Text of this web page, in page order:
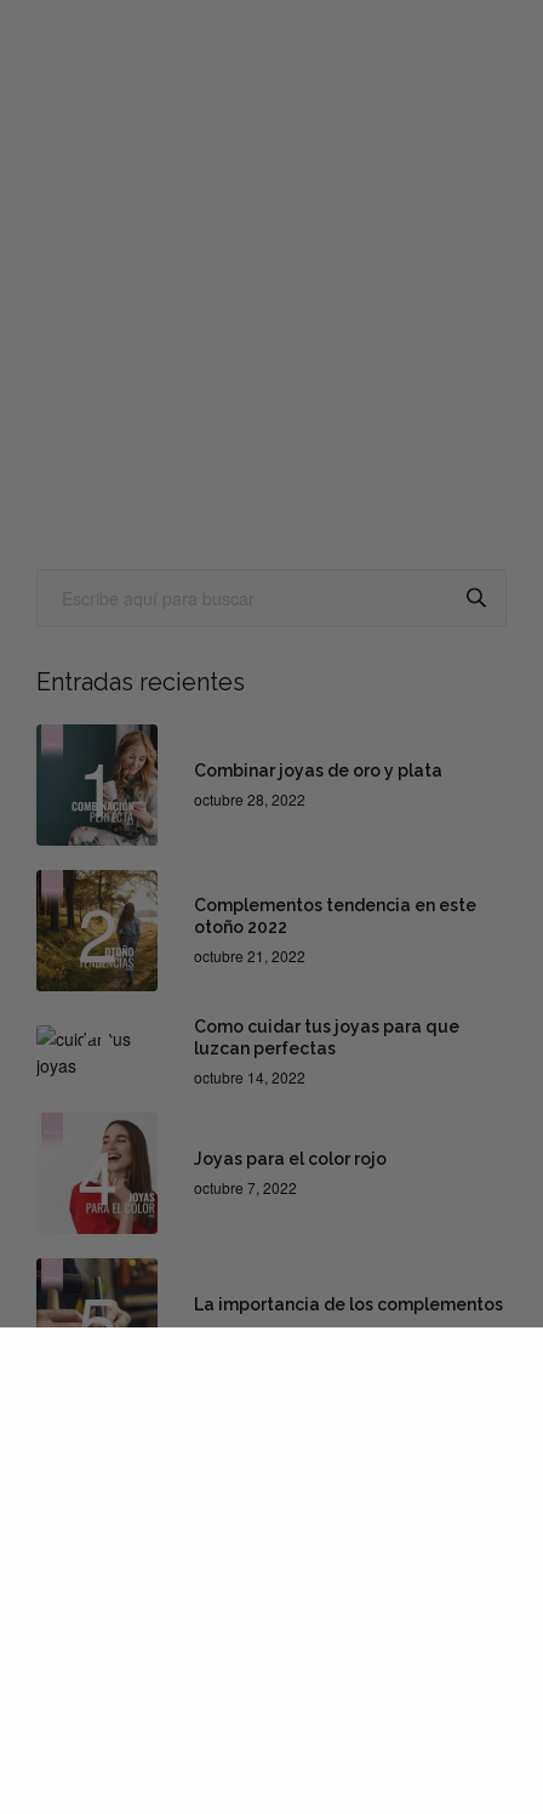
Entradas recientes
1 Combinar joyas de oro y plata
octubre 28, 2022
2
Complementos tendencia en este
otoño 2022
octubre 21, 2022
3
Como cuidar tus joyas para que
luzcan perfectas
octubre 14, 2022
4 Joyas para el color rojo
octubre 7, 2022
5 La importancia de los complementos
septiembre 30, 2022